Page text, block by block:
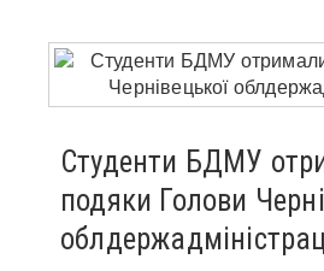
Студенти БДМУ
подяки Голови